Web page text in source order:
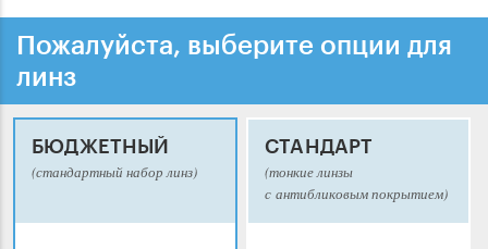
Пожалуйста, выберите опции для
линз
БЮДЖЕТНЫЙ
(стандартный набор линз)
СТАНДАРТ
(тонкие линзы
с антибликовым покрытием)